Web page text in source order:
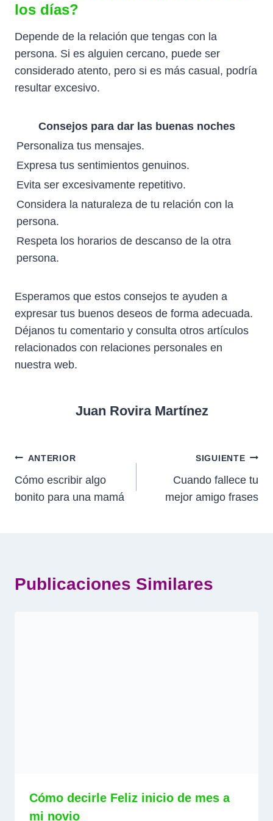
los días?
Depende de la relación que tengas con la
persona. Si es alguien cercano, puede ser
considerado atento, pero si es más casual, podría
resultar excesivo.
Consejos para dar las buenas noches
Personaliza tus mensajes.
Expresa tus sentimientos genuinos.
Evita ser excesivamente repetitivo.
Considera la naturaleza de tu relación con la
persona.
Respeta los horarios de descanso de la otra
persona.
Esperamos que estos consejos te ayuden a
expresar tus buenos deseos de forma adecuada.
Déjanos tu comentario y consulta otros artículos
relacionados con relaciones personales en
nuestra web.
Juan Rovira Martínez
Navegación
de
ANTERIOR
Cómo escribir algo
bonito para una mamá
SIGUIENTE
Cuando fallece tu
mejor amigo frases
Publicaciones Similares
Cómo decirle Feliz inicio de mes a
mi novio